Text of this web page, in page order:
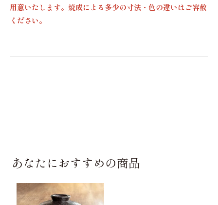
用意いたします。焼成による多少の寸法・色の違いはご容赦
ください。
あなたにおすすめの商品